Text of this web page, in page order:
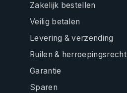
Zakelijk bestellen
Veilig betalen
Levering & verzending
Ruilen & herroepingsrecht
Garantie
Sparen